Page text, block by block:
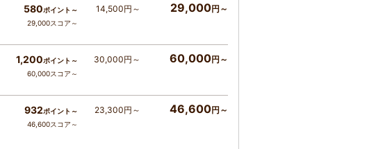
580ポイント～
29,000スコア～
14,500円～ 29,000円～
1,200ポイント～
60,000スコア～
30,000円～ 60,000円～
932ポイント～
46,600スコア～
23,300円～ 46,600円～